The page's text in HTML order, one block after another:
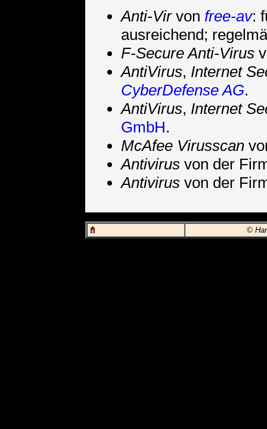
Anti-Virvon free-av:
ausreichend;
F-Secure Anti-Virus
AntiVirus, Internet
CyberDefense AG.
AntiVirus, Internet
GmbH.
McAfee Virusscan
Antivirus von der
Antivirus von der
©